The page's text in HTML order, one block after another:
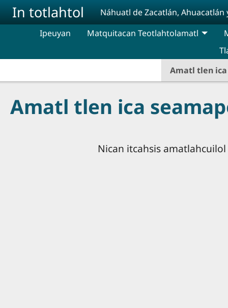
Pasar al contenido principal
In totlahtol
Náhuatl de Zacatlán, Ahuacatlán
Ipeuyan
Matquitacan Teotlahtolamatl
Amatl tlen
Amatl tlen ica
Nican itcahsis